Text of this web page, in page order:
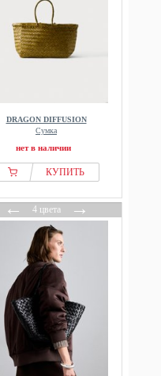
DRAGON DIFFUSION
Сумка
нет в наличии
КУПИТЬ
←4 цвета→